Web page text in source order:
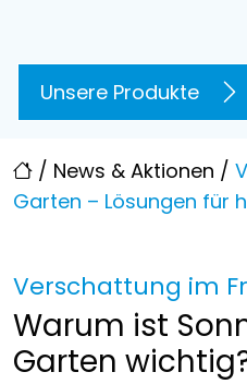
/ News & Aktionen /
Garten – Lösungen für
Unsere Produkte
Verschattung im
Warum ist
Garten